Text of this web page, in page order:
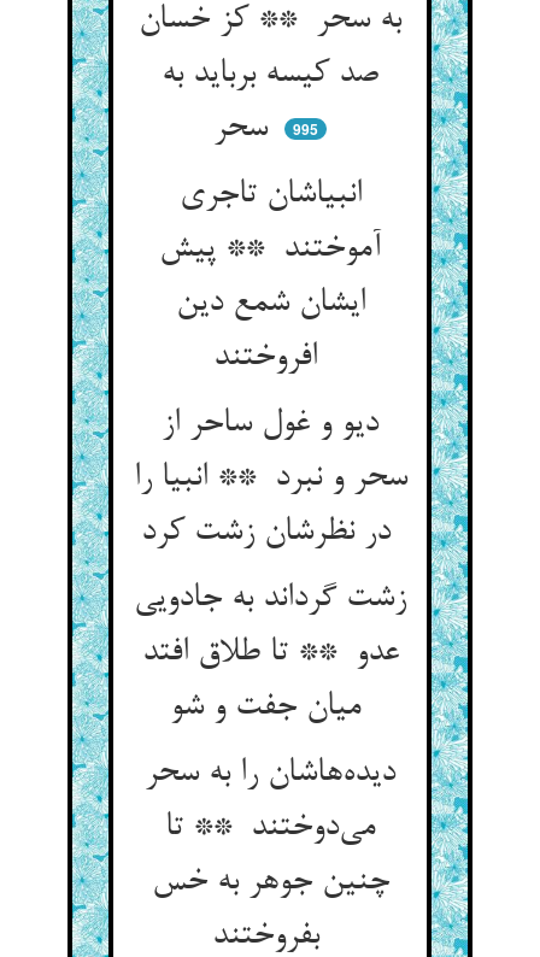
به سحر ** کز خسان
صد کیسه برباید به
سحر
995
انبیاشان تاجری
آموختند ** پیش
ایشان شمع دین
دیو و غول ساحر از
سحر و نبرد ** انبیا را
در نظرشان زشت کرد
زشت گرداند به جادویی
عدو ** تا طلاق افتد
میان جفت و شو
دیده‌هاشان را به سحر
می‌دوختند ** تا
چنین جوهر به خس
بفروختند